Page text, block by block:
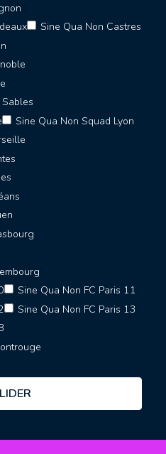
Sine Qua Non Castres
Sine Qua Non Squad Lyon
Sine Qua Non FC Paris 11
Sine Qua Non FC Paris 13